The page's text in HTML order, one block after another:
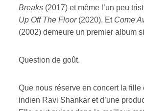
Breaks (2017) et même l’un peu
Up Off The Floor (2020). Et Come
(2002) demeure un premier album
Question de goût.
Que nous réserve en concert la fille
indien Ravi Shankar et d’une